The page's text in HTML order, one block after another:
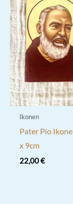
Ikonen
Pater Pio
x 9cm
22,00€